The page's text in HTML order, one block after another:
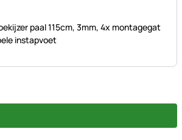
geplaatst
paal 115cm, 3mm, 4x montagegat
instapvoet